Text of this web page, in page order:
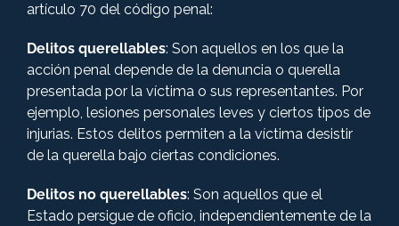
artículo 70 del código penal:
Delitos querellables: Son aquellos en los que la
acción penal depende de la denuncia o querella
presentada por la víctima o sus representantes. Por
ejemplo, lesiones personales leves y ciertos tipos de
injurias. Estos delitos permiten a la víctima desistir
de la querella bajo ciertas condiciones.
Delitos no querellables: Son aquellos que el
Estado persigue de oficio, independientemente de la